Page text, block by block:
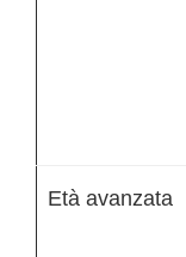
Età avanzata